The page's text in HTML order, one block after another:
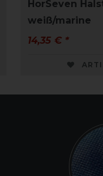
HorSeven
weiß/marine
14,35 € *